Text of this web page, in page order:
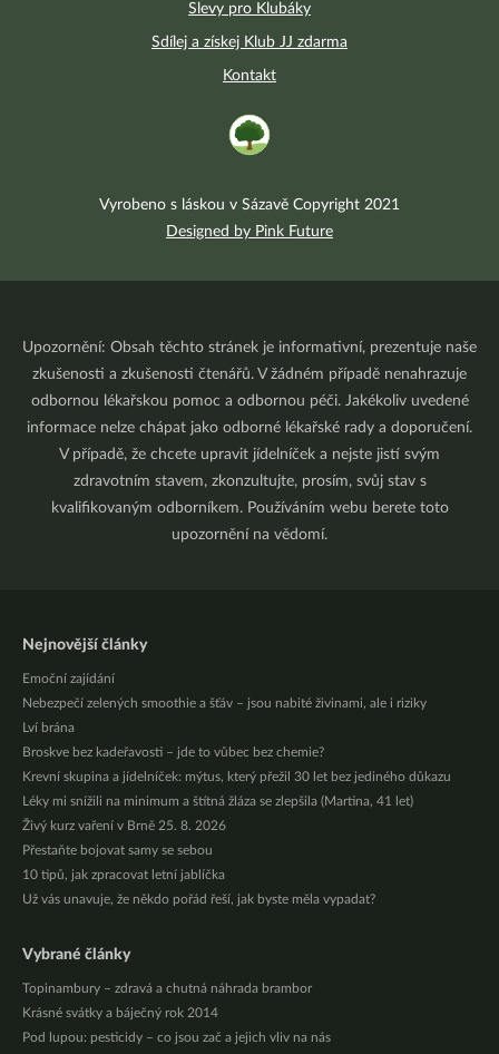
Slevy pro Klubáky
Sdílej a získej Klub JJ zdarma
Kontakt
Vyrobeno s láskou v Sázavě Copyright 2021
Designed by Pink Future
Upozornění: Obsah těchto stránek je informativní, prezentuje naše
zkušenosti a zkušenosti čtenářů. V žádném případě nenahrazuje
odbornou lékařskou pomoc a odbornou péči. Jakékoliv uvedené
informace nelze chápat jako odborné lékařské rady a doporučení.
V případě, že chcete upravit jídelníček a nejste jistí svým
zdravotním stavem, zkonzultujte, prosím, svůj stav s
kvalifikovaným odborníkem. Používáním webu berete toto
upozornění na vědomí.
Nejnovější články
Emoční zajídání
Nebezpečí zelených smoothie a šťáv – jsou nabité živinami, ale i riziky
Lví brána
Broskve bez kadeřavosti – jde to vůbec bez chemie?
Krevní skupina a jídelníček: mýtus, který přežil 30 let bez jediného důkazu
Léky mi snížili na minimum a štítná žláza se zlepšila (Martina, 41 let)
Živý kurz vaření v Brně 25. 8. 2026
Přestaňte bojovat samy se sebou
10 tipů, jak zpracovat letní jablíčka
Už vás unavuje, že někdo pořád řeší, jak byste měla vypadat?
Vybrané články
Topinambury – zdravá a chutná náhrada brambor
Krásné svátky a báječný rok 2014
Pod lupou: pesticidy – co jsou zač a jejich vliv na nás